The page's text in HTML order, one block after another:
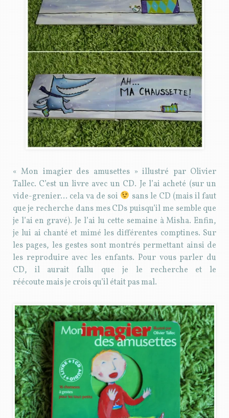
« Mon imagier des amusettes » illustré par Olivier
Tallec. C’est un livre avec un CD. Je l’ai acheté (sur un
vide-grenier… cela va de soi
sans le CD (mais il faut
que je recherche dans mes CDs puisqu’il me semble que
je l’ai en gravé). Je l’ai lu cette semaine à Misha. Enfin,
je lui ai chanté et mimé les différentes comptines. Sur
les pages, les gestes sont montrés permettant ainsi de
les reproduire avec les enfants. Pour vous parler du
CD, il aurait fallu que je le recherche et le
réécoute mais je crois qu’il était pas mal.